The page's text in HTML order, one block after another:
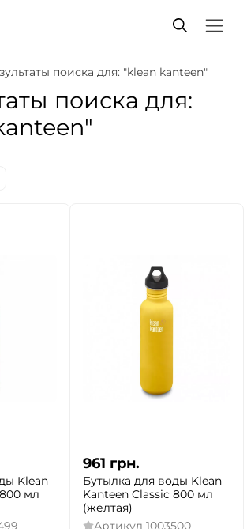
поиска для: "klean kanteen"
поиска для:
Klean
мл
961 грн.
Бутылка для воды Klean
Kanteen Classic 800 мл
(желтая)
Артикул 1003500